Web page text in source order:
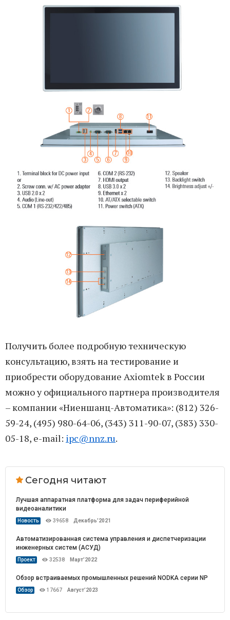
Получить более подробную техническую
консультацию, взять на тестирование и
приобрести оборудование Axiomtek в России
можно у официального партнера производителя
– компании «Ниеншанц-Автоматика»: (812) 326-
59-24, (495) 980-64-06, (343) 311-90-07, (383) 330-
05-18, e-mail: ipc@nnz.ru.
Сегодня читают
Лучшая аппаратная платформа для задач периферийной
видеоаналитики
Новость 39658 Декабрь’2021
Автоматизированная система управления и диспетчеризации
инженерных систем (АСУД)
Проект 32538 Март’2022
Обзор встраиваемых промышленных решений NODKA серии NP
Обзор 17667 Август’2023